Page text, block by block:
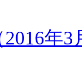
2016年